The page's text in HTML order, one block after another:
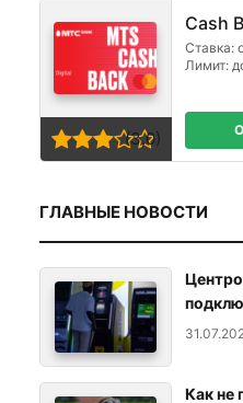
Cash
Ставка:
Лимит:
(3,0)
ГЛАВНЫЕ НОВОСТИ
Как не